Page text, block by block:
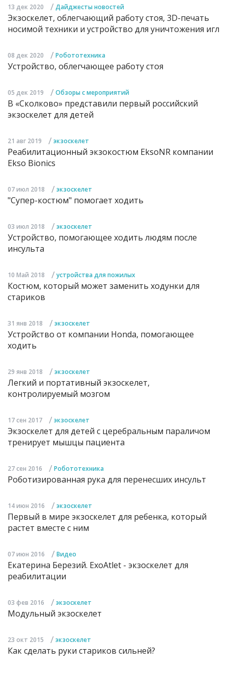
13 дек 2020 / Дайджесты новостей
Экзоскелет, облегчающий работу стоя, 3D-печать
носимой техники и устройство для уничтожения игл
08 дек 2020 / Робототехника
Устройство, облегчающее работу стоя
05 дек 2019 / Обзоры с мероприятий
В «Сколково» представили первый российский
экзоскелет для детей
21 авг 2019 / экзоскелет
Реабилитационный экзокостюм EksoNR компании
Ekso Bionics
07 июл 2018 / экзоскелет
"Супер-костюм" помогает ходить
03 июл 2018 / экзоскелет
Устройство, помогающее ходить людям после
инсульта
10 Май 2018 / устройства для пожилых
Костюм, который может заменить ходунки для
стариков
31 янв 2018 / экзоскелет
Устройство от компании Honda, помогающее
ходить
29 янв 2018 / экзоскелет
Легкий и портативный экзоскелет,
контролируемый мозгом
17 сен 2017 / экзоскелет
Экзоскелет для детей с церебральным параличом
тренирует мышцы пациента
27 сен 2016 / Робототехника
Роботизированная рука для перенесших инсульт
14 июн 2016 / экзоскелет
Первый в мире экзоскелет для ребенка, который
растет вместе с ним
07 июн 2016 / Видео
Екатерина Березий. ExoAtlet - экзоскелет для
реабилитации
03 фев 2016 / экзоскелет
Модульный экзоскелет
23 окт 2015 / экзоскелет
Как сделать руки стариков сильней?